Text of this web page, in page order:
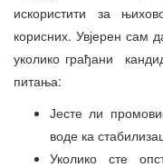
искористити за
корисних. Увјерен сам
уколико грађани
питања:
Јесте ли
воде ка
Уколико сте